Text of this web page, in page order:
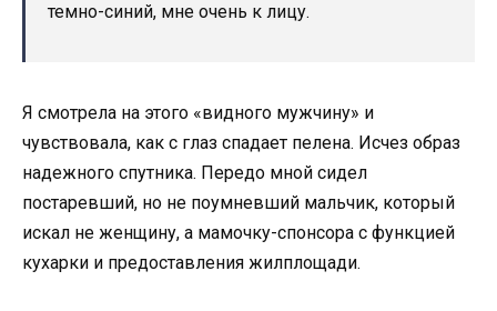
темно-синий, мне очень к лицу.
Я смотрела на этого «видного мужчину» и
чувствовала, как с глаз спадает пелена. Исчез образ
надежного спутника. Передо мной сидел
постаревший, но не поумневший мальчик, который
искал не женщину, а мамочку-спонсора с функцией
кухарки и предоставления жилплощади.